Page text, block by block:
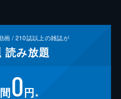
画 /210誌以上の雑誌が
読み放題
0円 ※